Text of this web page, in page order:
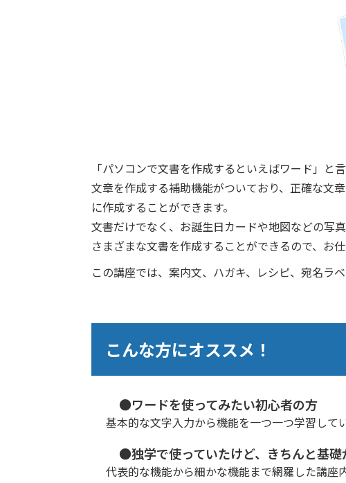
「パソコンで文書を作成するといえばワード」と
文章を作成する補助機能がついており、正確な文
に作成することができます。
文書だけでなく、お誕生日カードや地図などの写
さまざまな文書を作成することができるので、お
この講座では、案内文、ハガキ、レシピ、宛名ラ
こんな方にオススメ！
●ワードを使ってみたい初心者の方
基本的な文字入力から機能を一つ一つ学習して
●独学で使っていたけど、きちんと基礎
代表的な機能から細かな機能まで網羅した講座